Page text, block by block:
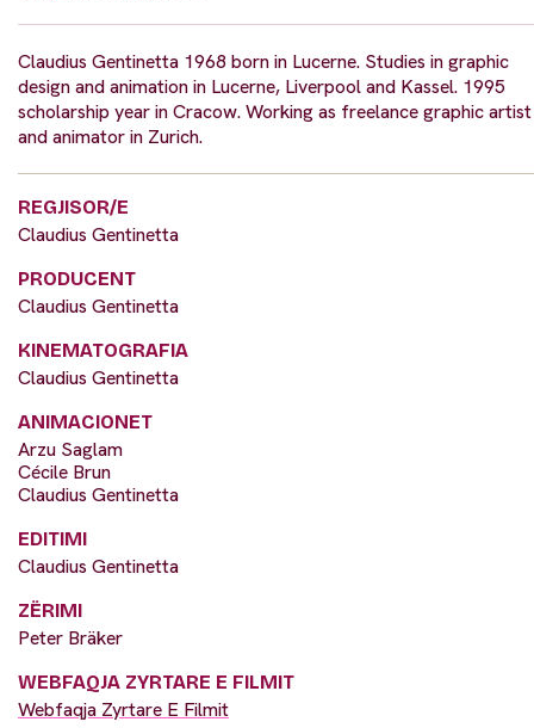
Claudius Gentinetta 1968 born in Lucerne. Studies in graphic
design and animation in Lucerne, Liverpool and Kassel. 1995
scholarship year in Cracow. Working as freelance graphic artist
and animator in Zurich.
REGJISOR/E
Claudius Gentinetta
PRODUCENT
Claudius Gentinetta
KINEMATOGRAFIA
Claudius Gentinetta
ANIMACIONET
Arzu Saglam
Cécile Brun
Claudius Gentinetta
EDITIMI
Claudius Gentinetta
ZËRIMI
Peter Bräker
WEBFAQJA ZYRTARE E FILMIT
Webfaqja Zyrtare E Filmit